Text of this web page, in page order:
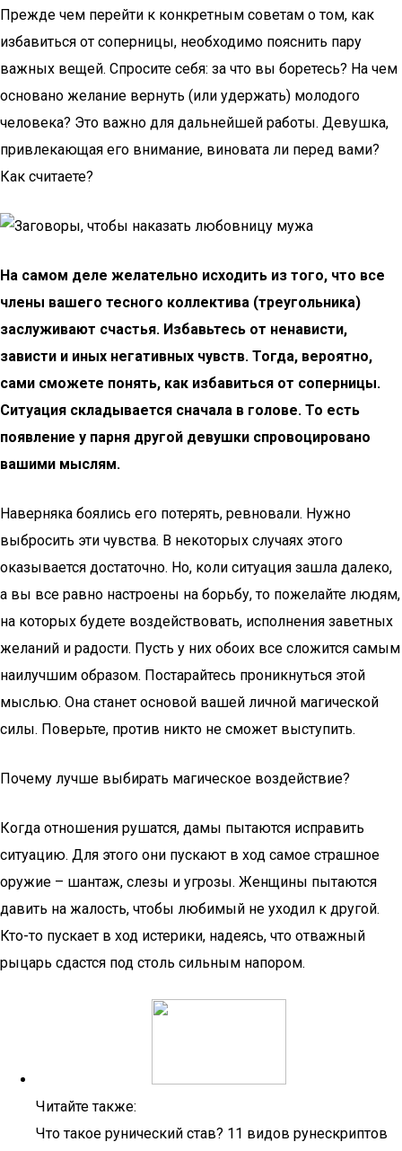
Прежде чем перейти к конкретным советам о том, как
избавиться от соперницы, необходимо пояснить пару
важных вещей. Спросите себя: за что вы боретесь? На чем
основано желание вернуть (или удержать) молодого
человека? Это важно для дальнейшей работы. Девушка,
привлекающая его внимание, виновата ли перед вами?
Как считаете?
На самом деле желательно исходить из того, что все
члены вашего тесного коллектива (треугольника)
заслуживают счастья. Избавьтесь от ненависти,
зависти и иных негативных чувств. Тогда, вероятно,
сами сможете понять, как избавиться от соперницы.
Ситуация складывается сначала в голове. То есть
появление у парня другой девушки спровоцировано
вашими мыслям.
Наверняка боялись его потерять, ревновали. Нужно
выбросить эти чувства. В некоторых случаях этого
оказывается достаточно. Но, коли ситуация зашла далеко,
а вы все равно настроены на борьбу, то пожелайте людям,
на которых будете воздействовать, исполнения заветных
желаний и радости. Пусть у них обоих все сложится самым
наилучшим образом. Постарайтесь проникнуться этой
мыслью. Она станет основой вашей личной магической
силы. Поверьте, против никто не сможет выступить.
Почему лучше выбирать магическое воздействие?
Когда отношения рушатся, дамы пытаются исправить
ситуацию. Для этого они пускают в ход самое страшное
оружие – шантаж, слезы и угрозы. Женщины пытаются
давить на жалость, чтобы любимый не уходил к другой.
Кто-то пускает в ход истерики, надеясь, что отважный
рыцарь сдастся под столь сильным напором.
Читайте также:
Что такое рунический став? 11 видов рунескриптов